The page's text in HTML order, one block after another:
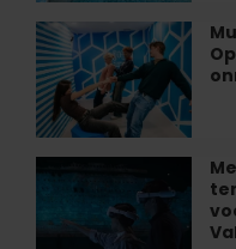
ontspannend
dagje
in
Valencia
Museum
of
Illusions
Valencia:
Optische
illusies
onmogelijke
kamers
Meeslepende
tentoonstellingen
die